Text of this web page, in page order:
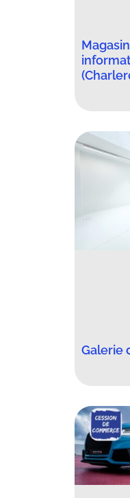
Galerie